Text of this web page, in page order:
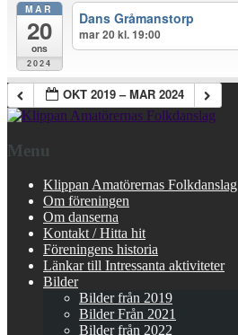
MAR
20
ons
2024
Dans Gråmanstorp
mar 20 kl. 19:00
OKT 2019 – MAR 2024
Menu
Klippan Amatörernas Folkdanslag
Om föreningen
Om danserna
Kontakt / Hitta hit
Föreningens historia
Länkar till Intressanta aktiviteter
Bilder
Bilder från 2019
Bilder Från 2021
Bilder från 2022